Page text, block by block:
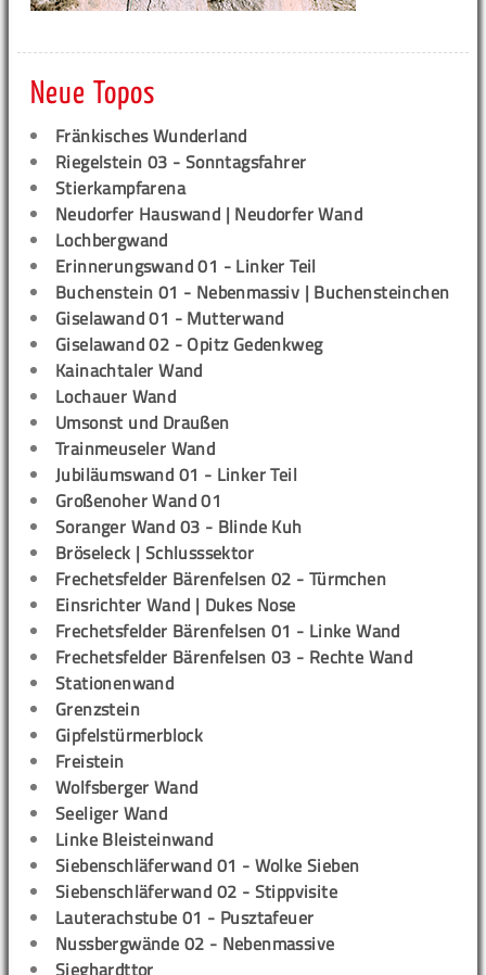
Neue Topos
Fränkisches Wunderland
Riegelstein 03 - Sonntagsfahrer
Stierkampfarena
Neudorfer Hauswand | Neudorfer Wand
Lochbergwand
Erinnerungswand 01 - Linker Teil
Buchenstein 01 - Nebenmassiv | Buchensteinchen
Giselawand 01 - Mutterwand
Giselawand 02 - Opitz Gedenkweg
Kainachtaler Wand
Lochauer Wand
Umsonst und Draußen
Trainmeuseler Wand
Jubiläumswand 01 - Linker Teil
Großenoher Wand 01
Soranger Wand 03 - Blinde Kuh
Bröseleck | Schlusssektor
Frechetsfelder Bärenfelsen 02 - Türmchen
Einsrichter Wand | Dukes Nose
Frechetsfelder Bärenfelsen 01 - Linke Wand
Frechetsfelder Bärenfelsen 03 - Rechte Wand
Stationenwand
Grenzstein
Gipfelstürmerblock
Freistein
Wolfsberger Wand
Seeliger Wand
Linke Bleisteinwand
Siebenschläferwand 01 - Wolke Sieben
Siebenschläferwand 02 - Stippvisite
Lauterachstube 01 - Pusztafeuer
Nussbergwände 02 - Nebenmassive
Sieghardttor